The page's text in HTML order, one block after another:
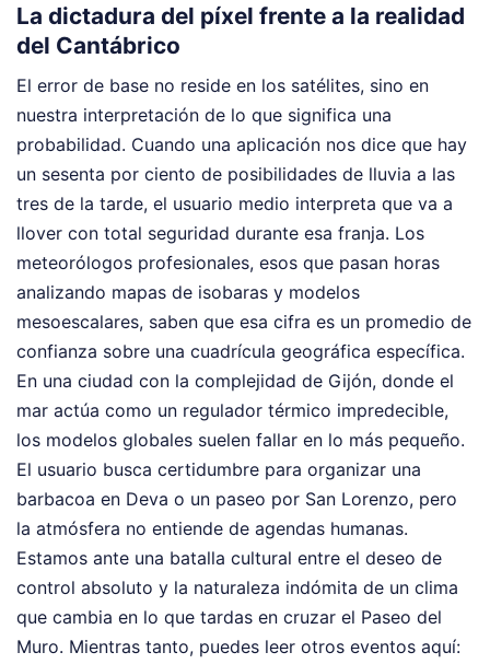
La dictadura del píxel frente a la realidad
del Cantábrico
El error de base no reside en los satélites, sino en
nuestra interpretación de lo que significa una
probabilidad. Cuando una aplicación nos dice que hay
un sesenta por ciento de posibilidades de lluvia a las
tres de la tarde, el usuario medio interpreta que va a
llover con total seguridad durante esa franja. Los
meteorólogos profesionales, esos que pasan horas
analizando mapas de isobaras y modelos
mesoescalares, saben que esa cifra es un promedio de
confianza sobre una cuadrícula geográfica específica.
En una ciudad con la complejidad de Gijón, donde el
mar actúa como un regulador térmico impredecible,
los modelos globales suelen fallar en lo más pequeño.
El usuario busca certidumbre para organizar una
barbacoa en Deva o un paseo por San Lorenzo, pero
la atmósfera no entiende de agendas humanas.
Estamos ante una batalla cultural entre el deseo de
control absoluto y la naturaleza indómita de un clima
que cambia en lo que tardas en cruzar el Paseo del
Muro. Mientras tanto, puedes leer otros eventos aquí: